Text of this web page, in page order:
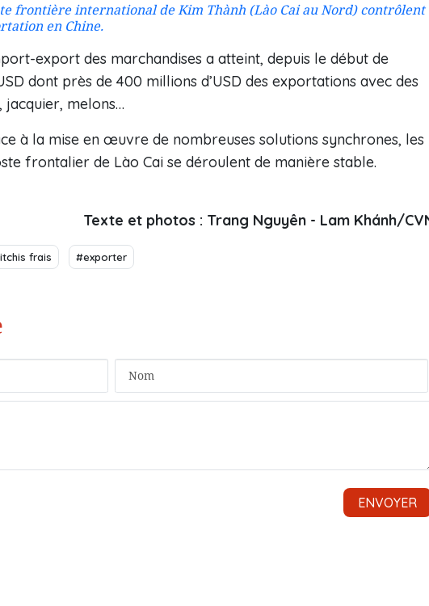
frontière international de Kim Thành (Lào Cai au Nord) contrôlent
en Chine.
export des marchandises a atteint, depuis le début de
dont près de 400 millions d’USD des exportations avec des
jacquier, melons…
à la mise en œuvre de nombreuses solutions synchrones, les
frontalier de Lào Cai se déroulent de manière stable.
Texte et photos : Trang Nguyên - Lam Khánh/
frais #exporter